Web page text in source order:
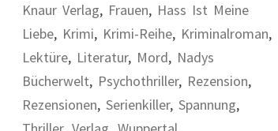
Knaur Verlag, Frauen, Hass Ist Meine
Liebe, Krimi, Krimi-Reihe, Kriminalroman,
Lektüre, Literatur, Mord, Nadys
Bücherwelt, Psychothriller, Rezension,
Rezensionen, Serienkiller, Spannung,